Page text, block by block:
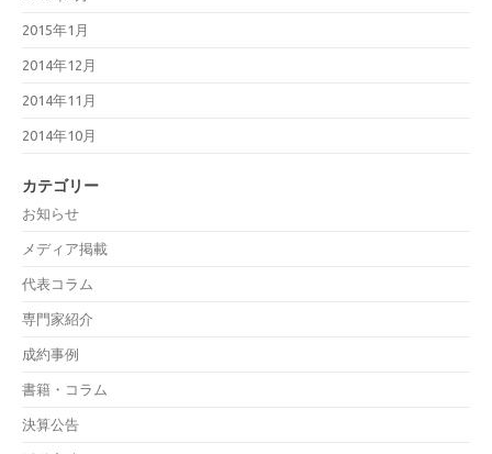
2015年1月
2014年12月
2014年11月
2014年10月
カテゴリー
お知らせ
メディア掲載
代表コラム
専門家紹介
成約事例
書籍・コラム
決算公告